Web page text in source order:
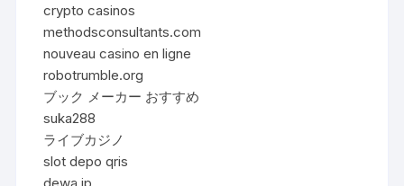
crypto casinos
methodsconsultants.com
nouveau casino en ligne
robotrumble.org
ブック メーカー おすすめ
suka288
ライブカジノ
slot depo qris